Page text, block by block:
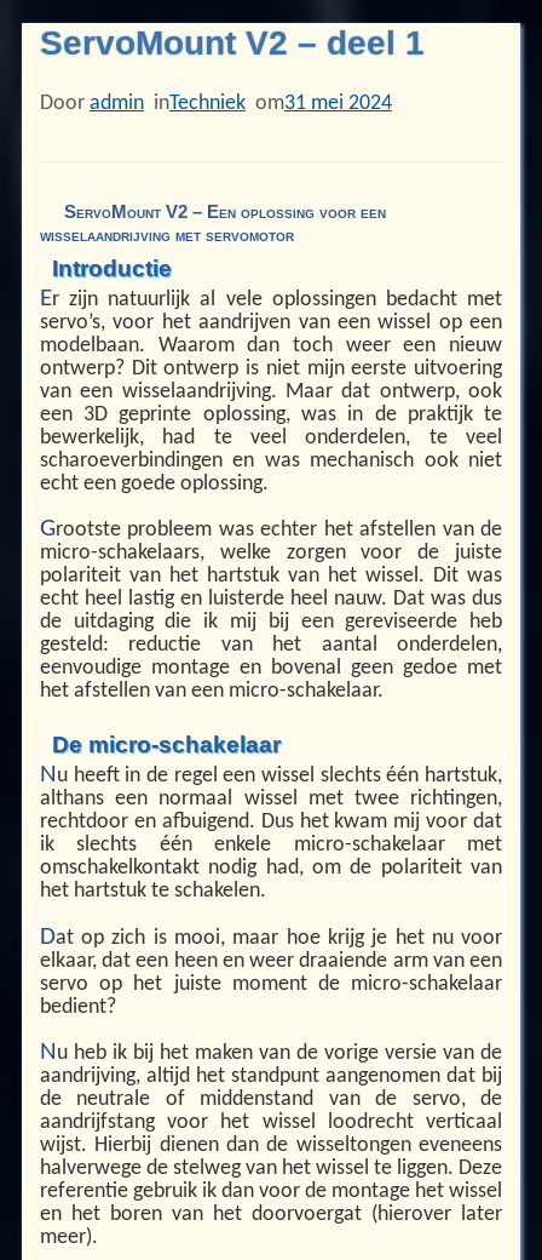
ServoMount V2 – deel 1
Door admin inTechniek om31 mei 2024
ServoMount V2 – Een oplossing voor een
wisselaandrijving met servomotor
Introductie
Er zijn natuurlijk al vele oplossingen bedacht met
servo’s, voor het aandrijven van een wissel op een
modelbaan. Waarom dan toch weer een nieuw
ontwerp? Dit ontwerp is niet mijn eerste uitvoering
van een wisselaandrijving. Maar dat ontwerp, ook
een 3D geprinte oplossing, was in de praktijk te
bewerkelijk, had te veel onderdelen, te veel
scharoeverbindingen en was mechanisch ook niet
echt een goede oplossing.
Grootste probleem was echter het afstellen van de
micro-schakelaars, welke zorgen voor de juiste
polariteit van het hartstuk van het wissel. Dit was
echt heel lastig en luisterde heel nauw. Dat was dus
de uitdaging die ik mij bij een gereviseerde heb
gesteld: reductie van het aantal onderdelen,
eenvoudige montage en bovenal geen gedoe met
het afstellen van een micro-schakelaar.
De micro-schakelaar
Nu heeft in de regel een wissel slechts één hartstuk,
althans een normaal wissel met twee richtingen,
rechtdoor en afbuigend. Dus het kwam mij voor dat
ik slechts één enkele micro-schakelaar met
omschakelkontakt nodig had, om de polariteit van
het hartstuk te schakelen.
Dat op zich is mooi, maar hoe krijg je het nu voor
elkaar, dat een heen en weer draaiende arm van een
servo op het juiste moment de micro-schakelaar
bedient?
Nu heb ik bij het maken van de vorige versie van de
aandrijving, altijd het standpunt aangenomen dat bij
de neutrale of middenstand van de servo, de
aandrijfstang voor het wissel loodrecht verticaal
wijst. Hierbij dienen dan de wisseltongen eveneens
halverwege de stelweg van het wissel te liggen. Deze
referentie gebruik ik dan voor de montage het wissel
en het boren van het doorvoergat (hierover later
meer).